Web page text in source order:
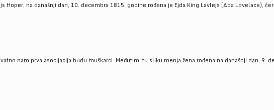
Hoper, na današnji dan, 10. decembra 1815. godine rođena je Ejda King Lavlejs (Ada Lovelace),
nam prva asocijacija budu muškarci. Međutim, tu sliku menja žena rođena na današnji dan, 9.